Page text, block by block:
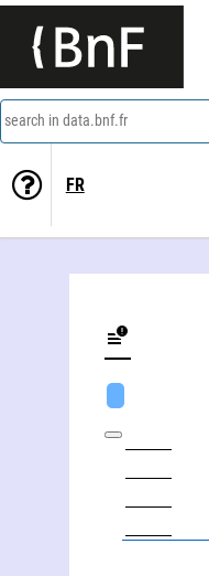
search in data.bnf.fr
FR